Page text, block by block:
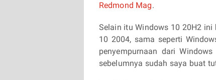
Redmond Mag.
Selain itu Windows 10 20H2
10 2004, sama seperti
penyempurnaan dari
sebelumnya sudah saya buat